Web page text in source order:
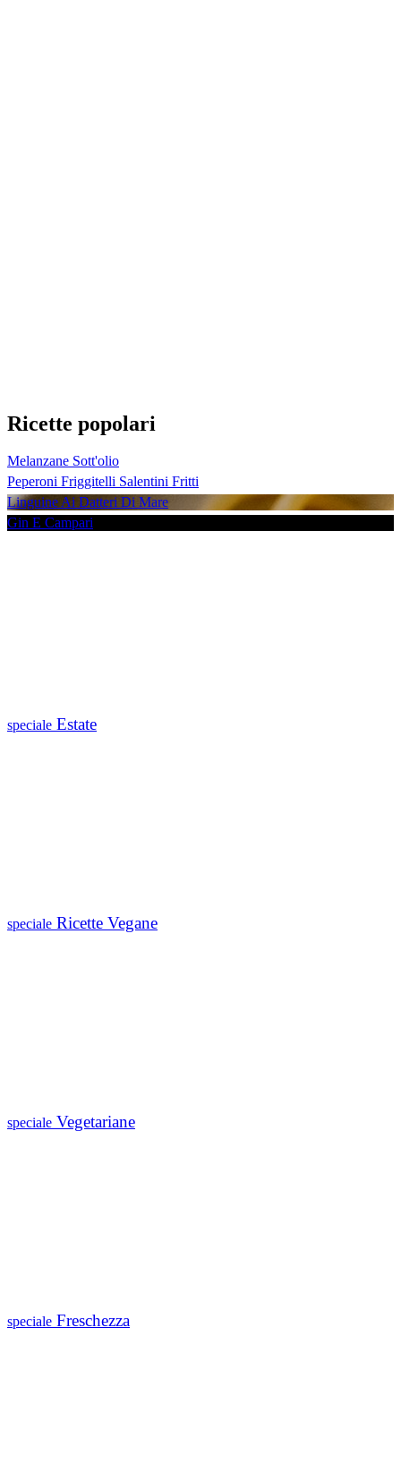
Ricette popolari
Melanzane Sott'olio
Peperoni Friggitelli Salentini Fritti
Linguine Ai Datteri Di Mare
Gin E Campari
speciale Estate
speciale Ricette Vegane
speciale Vegetariane
speciale Freschezza